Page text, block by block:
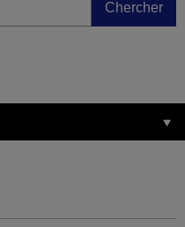
Chercher